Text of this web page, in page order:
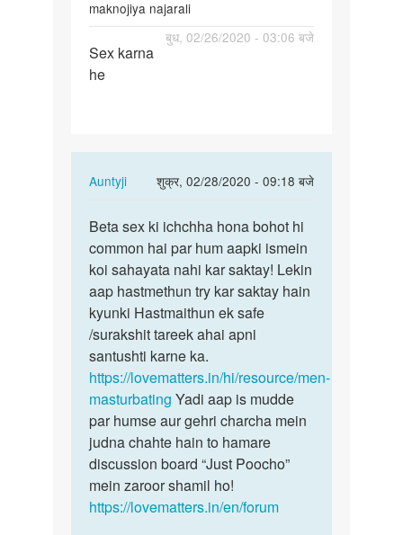
maknojiya najarali
बुध, 02/26/2020 - 03:06 बजे
Sex
karna
Sex karna
he
Auntyji
शुक्र, 02/28/2020 - 09:18 बजे
In
to
Sex
karna
he
by
maknojiya
najarali
Beta
sex
ki
ichchha
hona…
Beta sex ki ichchha hona bohot hi
common hai par hum aapki ismein
koi sahayata nahi kar saktay! Lekin
aap hastmethun try kar saktay hain
kyunki Hastmaithun ek safe
/surakshit tareek ahai apni
santushti karne ka.
https://lovematters.in/hi/resource/men-
masturbating Yadi aap is mudde
par humse aur gehri charcha mein
judna chahte hain to hamare
discussion board “Just Poocho”
mein zaroor shamil ho!
https://lovematters.in/en/forum